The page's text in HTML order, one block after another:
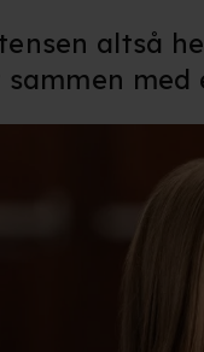
altså
med